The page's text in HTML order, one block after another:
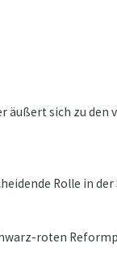
sich zu
Rolle in
roten